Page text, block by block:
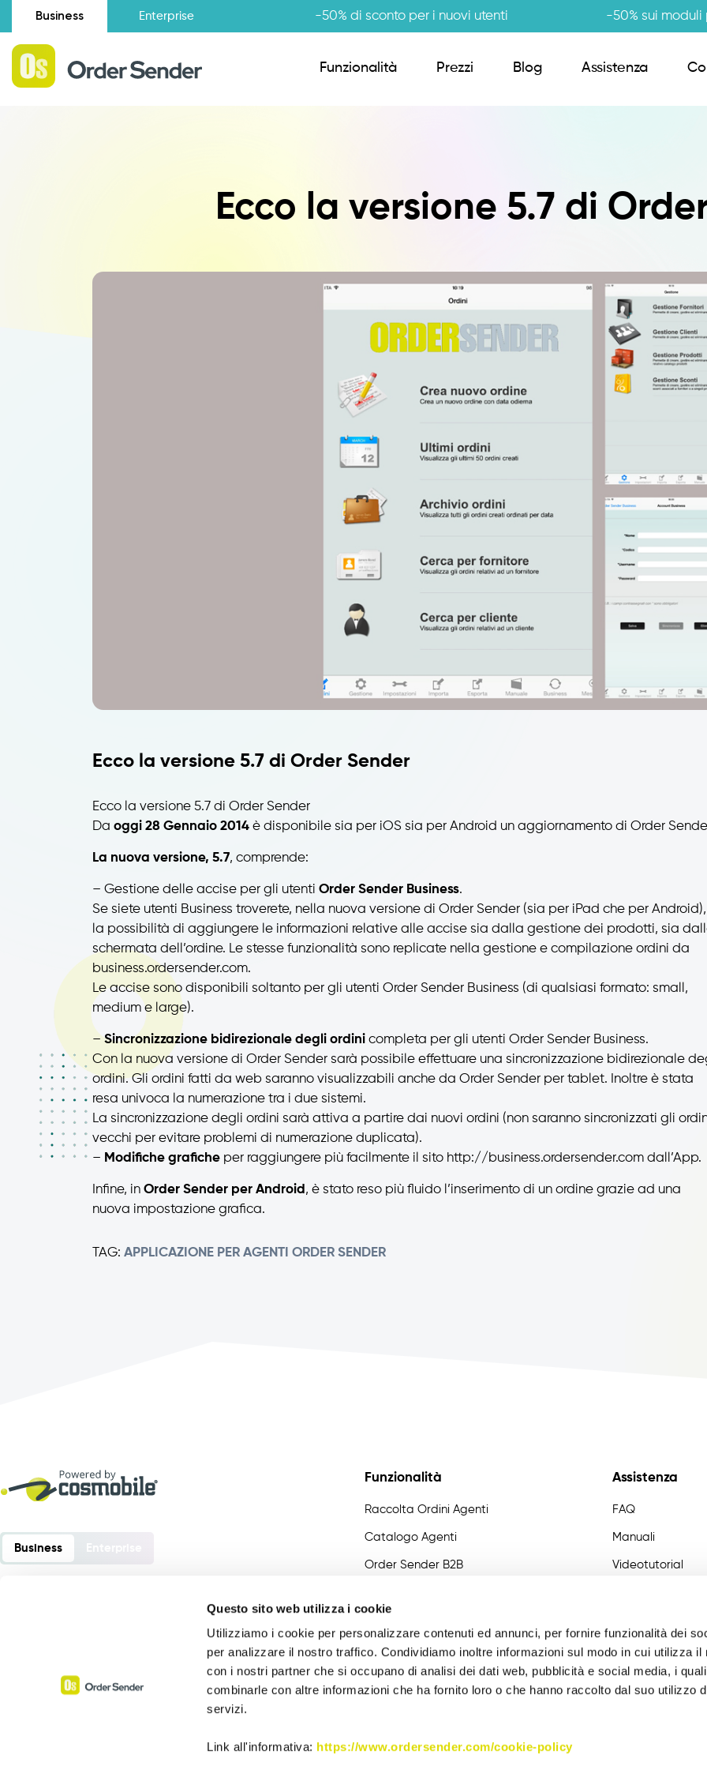
Questo sito web utilizza i cookie
Utilizziamo i cookie per personalizzare contenuti ed annunci, per fornire funzionalità dei
per analizzare il nostro traffico. Condividiamo inoltre informazioni sul modo in cui utilizza il
con i nostri partner che si occupano di analisi dei dati web, pubblicità e social media, i
combinarle con altre informazioni che ha fornito loro o che hanno raccolto dal suo utilizzo
servizi.
Link all'informativa: https://www.ordersender.com/cookie-policy
Business Enterprise -50% di sconto per i nuovi utenti -50% sui
Funzionalità
Raccolta Ordini Agenti CRM Giro Visite
Anagrafiche Certificate
Prezzi Blog Assistenza
Ecco la versione 5.7 di
Ecco la versione 5.7 di Order Sender
Ecco la versione 5.7 di Order Sender
Da oggi 28 Gennaio 2014 è disponibile sia per iOS sia per Android un aggiornamento di Order
La nuova versione, 5.7, comprende:
– Gestione delle accise per gli utenti Order Sender Business.
Se siete utenti Business troverete, nella nuova versione di Order Sender (sia per iPad che per Android),
la possibilità di aggiungere le informazioni relative alle accise sia dalla gestione dei prodotti, sia
schermata dell’ordine. Le stesse funzionalità sono replicate nella gestione e compilazione ordini da
business.ordersender.com.
Le accise sono disponibili soltanto per gli utenti Order Sender Business (di qualsiasi formato: small,
medium e large).
–Sincronizzazione bidirezionale degli ordini completa per gli utenti Order Sender Business.
Con la nuova versione di Order Sender sarà possibile effettuare una sincronizzazione bidirezionale
ordini. Gli ordini fatti da web saranno visualizzabili anche da Order Sender per tablet. Inoltre è stata
resa univoca la numerazione tra i due sistemi.
La sincronizzazione degli ordini sarà attiva a partire dai nuovi ordini (non saranno sincronizzati gli
vecchi per evitare problemi di numerazione duplicata).
– Modifiche grafiche per raggiungere più facilmente il sito http://business.ordersender.com dall’App.
Infine, in Order Sender per Android , è stato reso più fluido l’inserimento di un ordine grazie ad una
nuova impostazione grafica.
TAG: APPLICAZIONE PER AGENTI ORDER SENDER
Business
Order Sender è un software sviluppato da:
Via Europa 6 – 40061 Minerbio (BO) – Italia
Funzionalità
Raccolta Ordini Agenti
Catalogo Agenti
Order Sender B2B
Anagrafiche Certificate
Provvigioni
Assistenza
FAQ
Manuali
Videotutorial